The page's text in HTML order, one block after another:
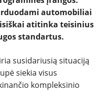
automobiliai
atitinka teisinius
standartus.
susidariusią situaciją
siekia visus
kompleksinio